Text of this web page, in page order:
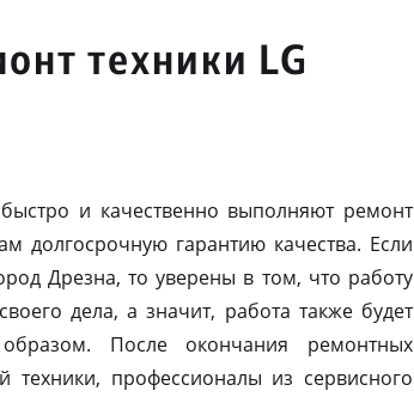
техники LG
и качественно выполняют ремонт
долгосрочную гарантию качества. Если
Дрезна, то уверены в том, что работу
дела, а значит, работа также будет
После окончания ремонтных
техники, профессионалы из сервисного